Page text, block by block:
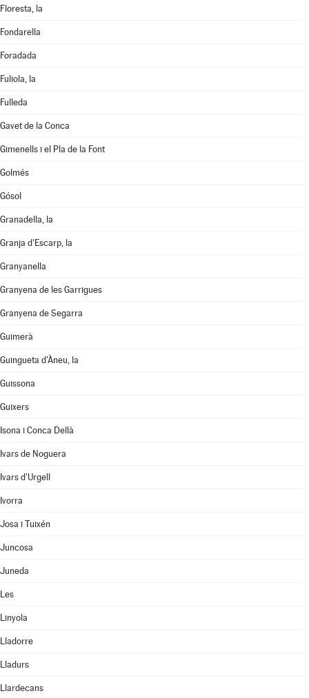
Floresta, la
Fondarella
Foradada
Fuliola, la
Fulleda
Gavet de la Conca
Gimenells i el Pla de la Font
Golmés
Gósol
Granadella, la
Granja d'Escarp, la
Granyanella
Granyena de les Garrigues
Granyena de Segarra
Guimerà
Guingueta d'Àneu, la
Guissona
Guixers
Isona i Conca Dellà
Ivars de Noguera
Ivars d'Urgell
Ivorra
Josa i Tuixén
Juncosa
Juneda
Les
Linyola
Lladorre
Lladurs
Llardecans